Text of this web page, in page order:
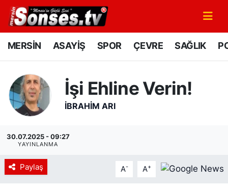
MERSİN ASAYİŞ SPOR ÇEVRE SAĞLIK
İşi Ehline Verin!
İBRAHIM ARI
30.07.2025 - 09:27
YAYINLANMA
Paylaş A- A+
MERSİN
SPOR
GÜNÜN MANŞETİ
DÜNYA
KÜLTÜR - SANAT
Mersin Nöbetçi Eczaneler
Mersin Namaz Vakitleri
Mersin Trafik Yoğunluk Haritası
Süper Lig Puan Durumu ve Fikstür
Tüm Manşetler